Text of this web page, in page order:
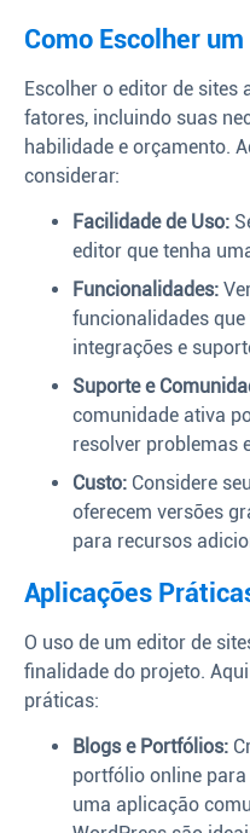
Como Escolher
Escolher o editor de sites
fatores, incluindo suas
habilidade e orçamento.
considerar:
Facilidade de Uso:
editor que tenha
Funcionalidades:
funcionalidades
integrações e
Suporte e
comunidade ativa
resolver problemas
Custo: Considere
oferecem versões
para recursos
Aplicações
O uso de um editor de
finalidade do projeto.
práticas:
Blogs e Portfólios:
portfólio online
uma aplicação